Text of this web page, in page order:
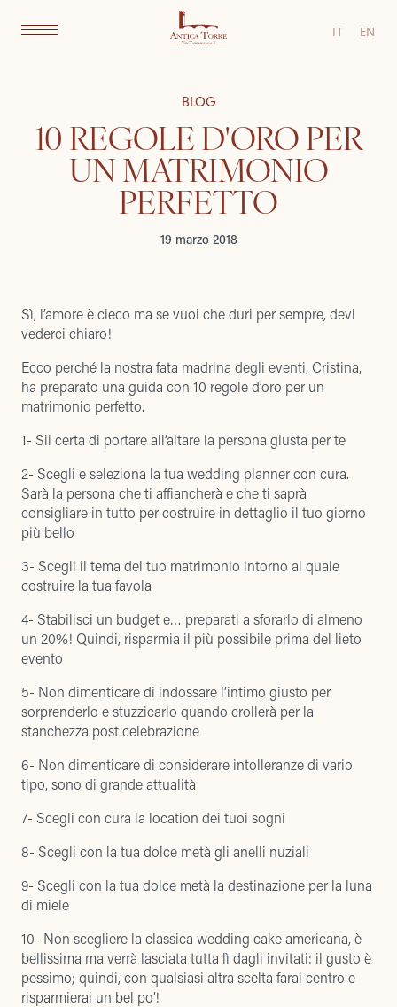
IT EN
BLOG
10 REGOLE D'ORO PER
UN MATRIMONIO
PERFETTO
19 marzo 2018
Sì, l’amore è cieco ma se vuoi che duri per sempre, devi
vederci chiaro!
Ecco perché la nostra fata madrina degli eventi, Cristina,
ha preparato una guida con 10 regole d’oro per un
matrimonio perfetto.
1- Sii certa di portare all’altare la persona giusta per te
2- Scegli e seleziona la tua wedding planner con cura.
Sarà la persona che ti affiancherà e che ti saprà
consigliare in tutto per costruire in dettaglio il tuo giorno
più bello
3- Scegli il tema del tuo matrimonio intorno al quale
costruire la tua favola
4- Stabilisci un budget e… preparati a sforarlo di almeno
un 20%! Quindi, risparmia il più possibile prima del lieto
evento
5- Non dimenticare di indossare l’intimo giusto per
sorprenderlo e stuzzicarlo quando crollerà per la
stanchezza post celebrazione
6- Non dimenticare di considerare intolleranze di vario
tipo, sono di grande attualità
7- Scegli con cura la location dei tuoi sogni
8- Scegli con la tua dolce metà gli anelli nuziali
9- Scegli con la tua dolce metà la destinazione per la luna
di miele
10- Non scegliere la classica wedding cake americana, è
bellissima ma verrà lasciata tutta lì dagli invitati: il gusto è
pessimo; quindi, con qualsiasi altra scelta farai centro e
risparmierai un bel po’!